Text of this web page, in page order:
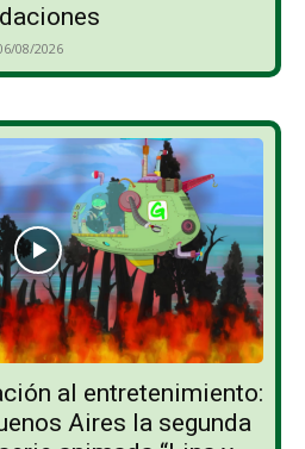
08/2026
al entretenimiento:
Aires la segunda